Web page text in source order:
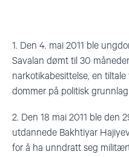
1. Den 4. mai 2011 ble
Savalan dømt til 30
narkotikabesittelse, en
dommer på politisk
2. Den 18 mai 2011 ble den
utdannede Bakhtiyar
for å ha unndratt seg